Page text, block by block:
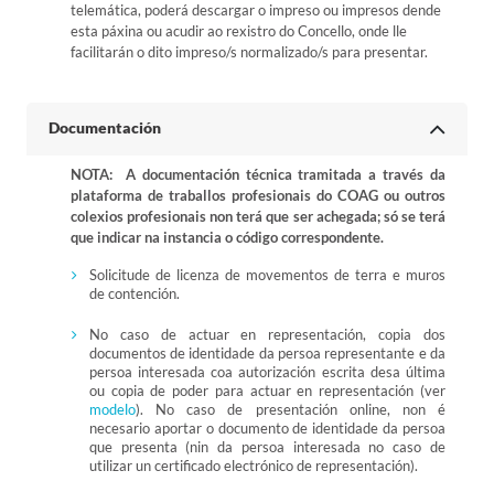
telemática, poderá descargar o impreso ou impresos dende
esta páxina ou acudir ao rexistro do Concello, onde lle
facilitarán o dito impreso/s normalizado/s para presentar.
Documentación
NOTA: A documentación técnica tramitada a través da
plataforma de traballos profesionais do COAG ou outros
colexios profesionais non terá que ser achegada; só se terá
que indicar na instancia o código correspondente.
Solicitude de licenza de movementos de terra e muros
de contención.
No caso de actuar en representación, copia dos
documentos de identidade da persoa representante e da
persoa interesada coa autorización escrita desa última
ou copia de poder para actuar en representación (ver
modelo). No caso de presentación online, non é
necesario aportar o documento de identidade da persoa
que presenta (nin da persoa interesada no caso de
utilizar un certificado electrónico de representación).